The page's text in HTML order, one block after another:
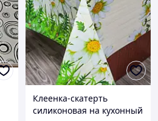
Клеенка-скатерть
силиконовая на кухонный